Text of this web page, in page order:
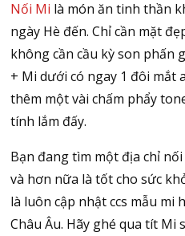
Nối Mi là món ăn tinh thần
ngày Hè đến. Chỉ cần mặt
không cần cầu kỳ son phấn
+ Mi dưới có ngay 1 đôi mắt
thêm một vài chấm phẩy
tính lắm đấy.
Bạn đang tìm một địa chỉ
và hơn nữa là tốt cho sức
là luôn cập nhật ccs mẫu
Châu Âu. Hãy ghé qua tít Mi